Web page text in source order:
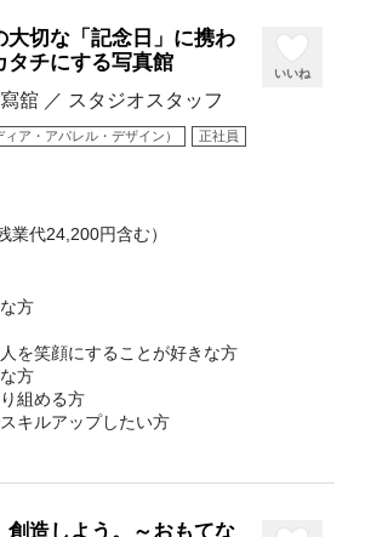
大切な「記念日」に携わ
タチにする写真館
舘 ／ スタジオスタッフ
いいね
ア・アパレル・デザイン）
正社員
業代24,200円含む）
方
を笑顔にすることが好きな方
方
組める方
キルアップしたい方
創造しよう。～おもてな